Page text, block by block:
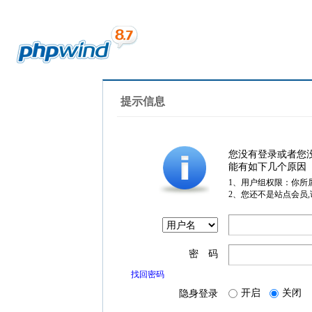
提示信息
您没有登录或者您
能有如下几个原因
1、用户组权限：你所
2、您还不是站点会员
密 码
找回密码
隐身登录 开启 关闭